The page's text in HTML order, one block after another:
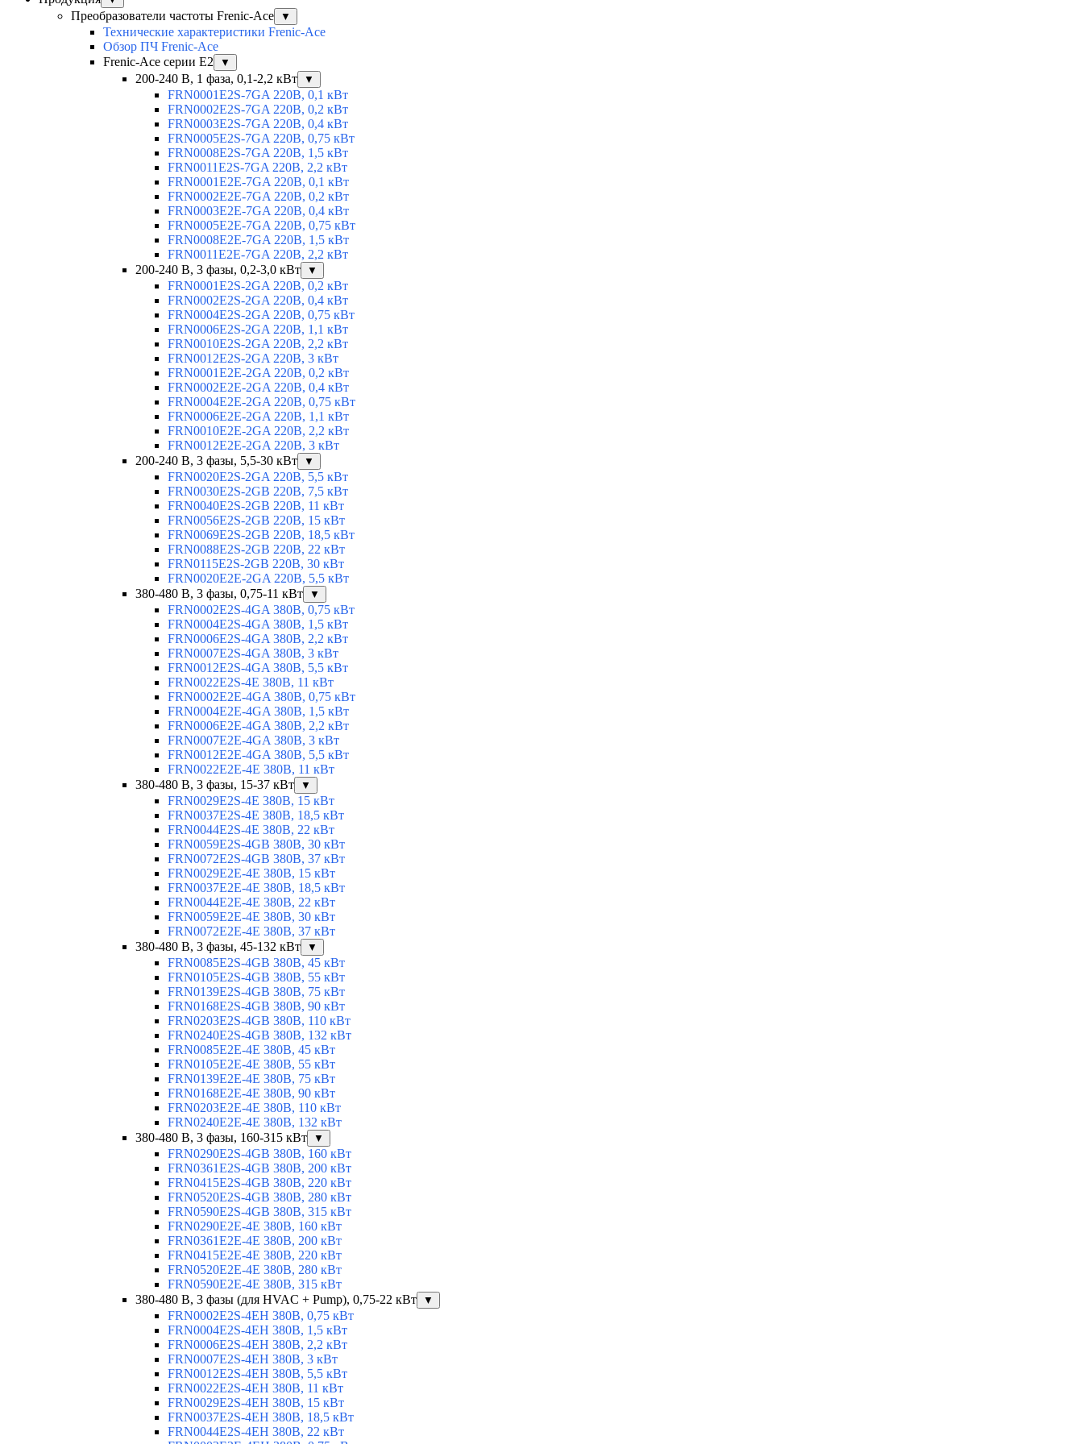
Преобразователи частоты Frenic-Ace ▼
Технические характеристики Frenic-Ace
Обзор ПЧ Frenic-Ace
Frenic-Ace серии E2
▼
200-240 В, 1 фаза, 0,1-2,2 кВт ▼
FRN0001E2S-7GA 220В, 0,1 кВт
FRN0002E2S-7GA 220В, 0,2 кВт
FRN0003E2S-7GA 220В, 0,4 кВт
FRN0005E2S-7GA 220В, 0,75 кВт
FRN0008E2S-7GA 220В, 1,5 кВт
FRN0011E2S-7GA 220В, 2,2 кВт
FRN0001E2E-7GA 220В, 0,1 кВт
FRN0002E2E-7GA 220В, 0,2 кВт
FRN0003E2E-7GA 220В, 0,4 кВт
FRN0005E2E-7GA 220В, 0,75 кВт
FRN0008E2E-7GA 220В, 1,5 кВт
FRN0011E2E-7GA 220В, 2,2 кВт
200-240 В, 3 фазы, 0,2-3,0 кВт
▼
FRN0001E2S-2GA 220В, 0,2 кВт
FRN0002E2S-2GA 220В, 0,4 кВт
FRN0004E2S-2GA 220В, 0,75 кВт
FRN0006E2S-2GA 220В, 1,1 кВт
FRN0010E2S-2GA 220В, 2,2 кВт
FRN0012E2S-2GA 220В, 3 кВт
FRN0001E2E-2GA 220В, 0,2 кВт
FRN0002E2E-2GA 220В, 0,4 кВт
FRN0004E2E-2GA 220В, 0,75 кВт
FRN0006E2E-2GA 220В, 1,1 кВт
FRN0010E2E-2GA 220В, 2,2 кВт
FRN0012E2E-2GA 220В, 3 кВт
200-240 В, 3 фазы, 5,5-30 кВт
▼
FRN0020E2S-2GA 220В, 5,5 кВт
FRN0030E2S-2GB 220В, 7,5 кВт
FRN0040E2S-2GB 220В, 11 кВт
FRN0056E2S-2GB 220В, 15 кВт
FRN0069E2S-2GB 220В, 18,5 кВт
FRN0088E2S-2GB 220В, 22 кВт
FRN0115E2S-2GB 220В, 30 кВт
FRN0020E2E-2GA 220В, 5,5 кВт
380-480 В, 3 фазы, 0,75-11 кВт
▼
FRN0002E2S-4GA 380В, 0,75 кВт
FRN0004E2S-4GA 380В, 1,5 кВт
FRN0006E2S-4GA 380В, 2,2 кВт
FRN0007E2S-4GA 380В, 3 кВт
FRN0012E2S-4GA 380В, 5,5 кВт
FRN0022E2S-4E 380В, 11 кВт
FRN0002E2E-4GA 380В, 0,75 кВт
FRN0004E2E-4GA 380В, 1,5 кВт
FRN0006E2E-4GA 380В, 2,2 кВт
FRN0007E2E-4GA 380В, 3 кВт
FRN0012E2E-4GA 380В, 5,5 кВт
FRN0022E2E-4E 380В, 11 кВт
380-480 В, 3 фазы, 15-37 кВт
▼
FRN0029E2S-4E 380В, 15 кВт
FRN0037E2S-4E 380В, 18,5 кВт
FRN0044E2S-4E 380В, 22 кВт
FRN0059E2S-4GB 380В, 30 кВт
FRN0072E2S-4GB 380В, 37 кВт
FRN0029E2E-4E 380В, 15 кВт
FRN0037E2E-4E 380В, 18,5 кВт
FRN0044E2E-4E 380В, 22 кВт
FRN0059E2E-4E 380В, 30 кВт
FRN0072E2E-4E 380В, 37 кВт
380-480 В, 3 фазы, 45-132 кВт
▼
FRN0085E2S-4GB 380В, 45 кВт
FRN0105E2S-4GB 380В, 55 кВт
FRN0139E2S-4GB 380В, 75 кВт
FRN0168E2S-4GB 380В, 90 кВт
FRN0203E2S-4GB 380В, 110 кВт
FRN0240E2S-4GB 380В, 132 кВт
FRN0085E2E-4E 380В, 45 кВт
FRN0105E2E-4E 380В, 55 кВт
FRN0139E2E-4E 380В, 75 кВт
FRN0168E2E-4E 380В, 90 кВт
FRN0203E2E-4E 380В, 110 кВт
FRN0240E2E-4E 380В, 132 кВт
380-480 В, 3 фазы, 160-315 кВт
▼
FRN0290E2S-4GB 380В, 160 кВт
FRN0361E2S-4GB 380В, 200 кВт
FRN0415E2S-4GB 380В, 220 кВт
FRN0520E2S-4GB 380В, 280 кВт
FRN0590E2S-4GB 380В, 315 кВт
FRN0290E2E-4E 380В, 160 кВт
FRN0361E2E-4E 380В, 200 кВт
FRN0415E2E-4E 380В, 220 кВт
FRN0520E2E-4E 380В, 280 кВт
FRN0590E2E-4E 380В, 315 кВт
380-480 В, 3 фазы (для HVAC + Pump), 0,75-22 кВт
▼
FRN0002E2S-4EH 380В, 0,75 кВт
FRN0004E2S-4EH 380В, 1,5 кВт
FRN0006E2S-4EH 380В, 2,2 кВт
FRN0007E2S-4EH 380В, 3 кВт
FRN0012E2S-4EH 380В, 5,5 кВт
FRN0022E2S-4EH 380В, 11 кВт
FRN0029E2S-4EH 380В, 15 кВт
FRN0037E2S-4EH 380В, 18,5 кВт
FRN0044E2S-4EH 380В, 22 кВт